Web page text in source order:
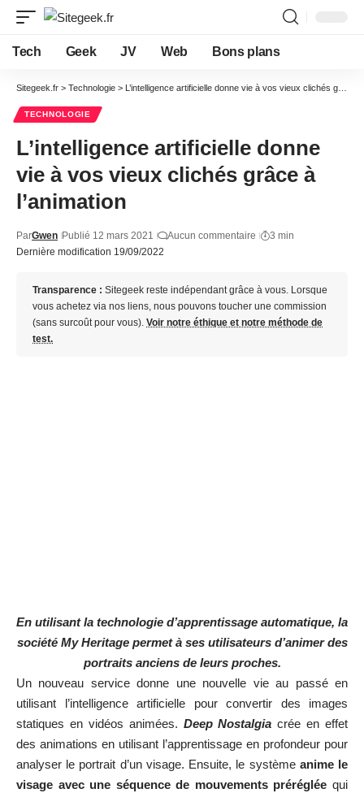
Tech Geek JV Web Bons plans
Sitegeek.fr > Technologie > L’intelligence artificielle donne vie à vos vieux clichés grâce à l’animation
TECHNOLOGIE
L’intelligence artificielle donne
vie à vos vieux clichés grâce à
l’animation
Dernière modification 19/09/2022
ParGwen Publié 12 mars 2021 Aucun commentaire 3 min
Transparence : Sitegeek reste indépendant grâce à vous. Lorsque
vous achetez via nos liens, nous pouvons toucher une commission
(sans surcoût pour vous). Voir notre éthique et notre méthode de
test.
En utilisant la technologie d’apprentissage automatique, la
sociétéMy Heritagepermet à ses utilisateurs d’animer des
portraits anciens de leurs proches.
Un nouveau service donne une nouvelle vie au passé en
utilisant l’intelligence artificielle pour convertir des images
statiques en vidéos animées. Deep Nostalgia crée en effet
des animations en utilisant l’apprentissage en profondeur pour
analyser le portrait d’un visage. Ensuite, le système anime le
visage avec une séquence de mouvements préréglée qui